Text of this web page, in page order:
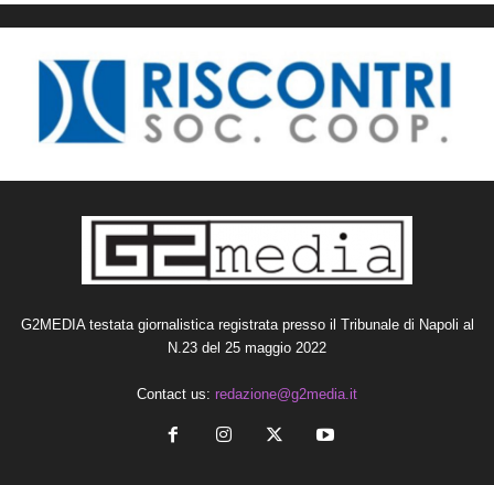
G2MEDIA testata giornalistica registrata presso il Tribunale di Napoli al
N.23 del 25 maggio 2022
Contact us: redazione@g2media.it